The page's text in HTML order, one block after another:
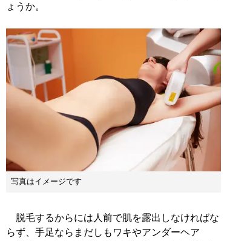
ょうか。
写真はイメージです
脱毛するからには人前で肌を露出しなければな
らず、手足ならまだしもワキやアンダーヘア